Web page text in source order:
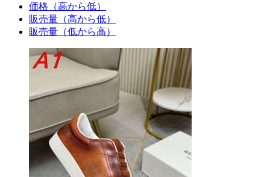
価格（高から低）
販売量（高から低）
販売量（低から高）